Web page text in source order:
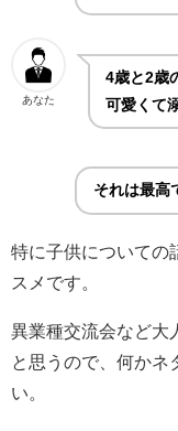
あなた
4歳と2歳
可愛くて
それは最高
特に子供についての
スメです。
異業種交流会など大
と思うので、何かネ
い。